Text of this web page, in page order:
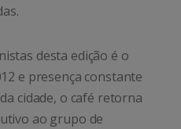
desta edição é o
e presença constante
cidade, o café retorna
ao grupo de